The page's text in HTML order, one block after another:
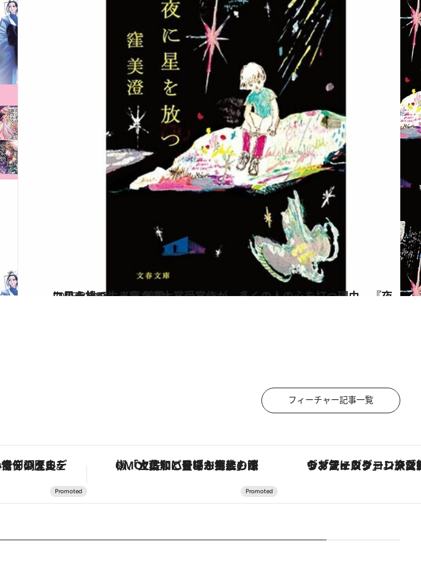
2025.3.28
コロナ禍で生まれた直木賞受賞作が、多くの人の心を打つ理由 『夜に星を放つ』（窪 美澄）
カルチャー
フィーチャー記事一覧
クス。冨士信仰の歴史を辿り、心身を調える。 「土佐和ハーブかき氷」がOMO7高知に登場！生姜、山椒、大葉など目にも舌にも涼を呼ぶ郷土の味